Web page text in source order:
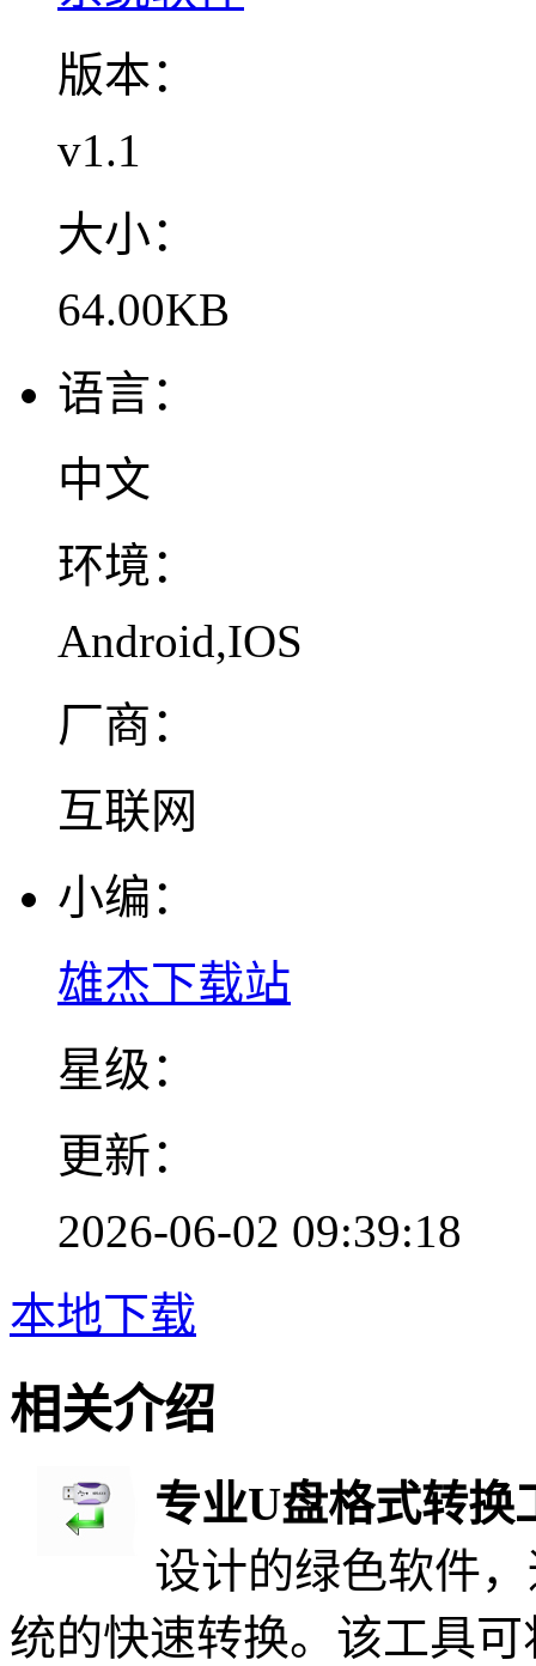
版本：
v1.1
大小：
64.00KB
语言：
中文
环境：
Android,IOS
厂商：
互联网
小编：
雄杰下载站
星级：
更新：
2026-06-02 09:39:18
本地下载
相关介绍
专业U盘格式转换
设计的绿色软件
统的快速转换。该工具